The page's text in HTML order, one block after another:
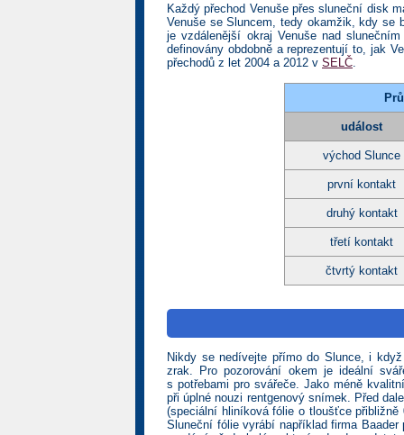
Každý přechod Venuše přes sluneční disk
Venuše se Sluncem, tedy okamžik, kdy se
je vzdálenější okraj Venuše nad
definovány obdobně a reprezentují to, jak
přechodů z let 2004 a 2012 v SELČ
událost
východ Slunce
první kontakt
druhý kontakt
třetí kontakt
čtvrtý kontakt
Nikdy se nedívejte přímo do Slunce, i
zrak. Pro pozorování okem je ideální
s potřebami pro svářeče. Jako méně
při úplné nouzi rentgenový snímek. Před
(speciální hliníková fólie o tloušťce
Sluneční fólie vyrábí například firma